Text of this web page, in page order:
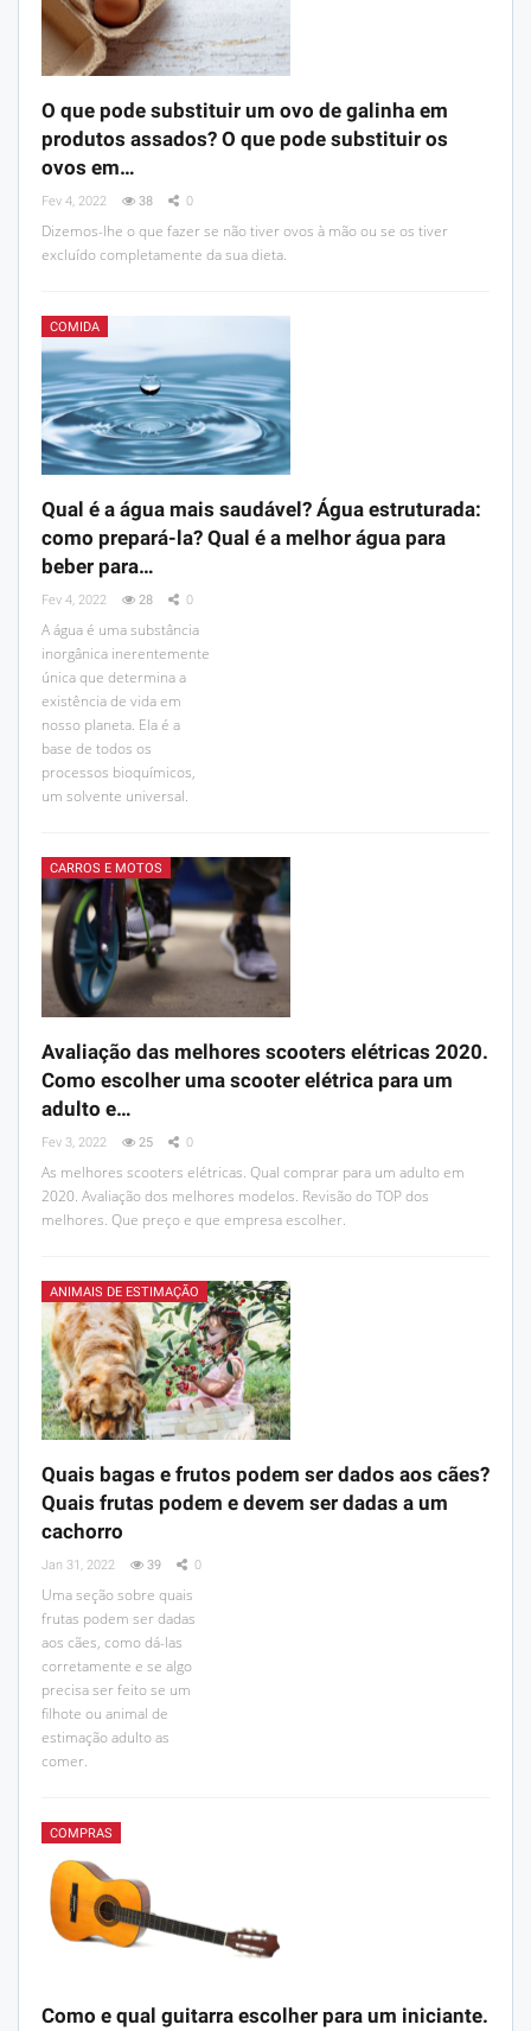
O que pode substituir um ovo de galinha em
produtos assados? O que pode substituir os
ovos em…
Fev 4, 2022 38 0
Dizemos-lhe o que fazer se não tiver ovos à mão ou se os tiver
excluído completamente da sua dieta.
COMIDA
Qual é a água mais saudável? Água estruturada:
como prepará-la? Qual é a melhor água para
beber para…
Fev 4, 2022 28 0
A água é uma substância
inorgânica inerentemente
única que determina a
existência de vida em
nosso planeta. Ela é a
base de todos os
processos bioquímicos,
um solvente universal.
CARROS E MOTOS
Avaliação das melhores scooters elétricas 2020.
Como escolher uma scooter elétrica para um
adulto e…
Fev 3, 2022 25 0
As melhores scooters elétricas. Qual comprar para um adulto em
2020. Avaliação dos melhores modelos. Revisão do TOP dos
melhores. Que preço e que empresa escolher.
ANIMAIS DE ESTIMAÇÃO
Quais bagas e frutos podem ser dados aos cães?
Quais frutas podem e devem ser dadas a um
cachorro
Jan 31, 2022 39 0
Uma seção sobre quais
frutas podem ser dadas
aos cães, como dá-las
corretamente e se algo
precisa ser feito se um
filhote ou animal de
estimação adulto as
comer.
COMPRAS
Como e qual guitarra escolher para um iniciante.